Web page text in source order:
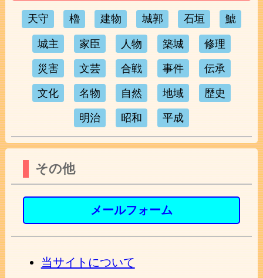
天守 櫓 建物 城郭 石垣 鯱
城主 家臣 人物 築城 修理
災害 文芸 合戦 事件 伝承
文化 名物 自然 地域 歴史
明治 昭和 平成
その他
メールフォーム
当サイトについて